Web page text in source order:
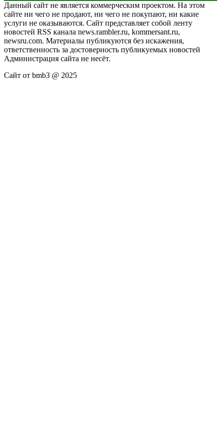
Данный сайт не является коммерческим проектом. На этом
сайте ни чего не продают, ни чего не покупают, ни какие
услуги не оказываются. Сайт представляет собой ленту
новостей RSS канала news.rambler.ru, kommersant.ru,
newsru.com. Материалы публикуются без искажения,
ответственность за достоверность публикуемых новостей
Администрация сайта не несёт.
Сайт от bmb3 @ 2025